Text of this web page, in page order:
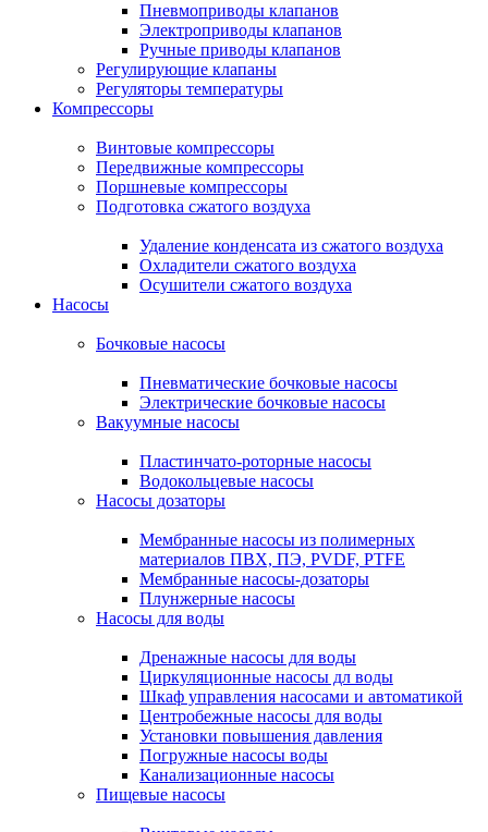
Пневмоприводы клапанов
Электроприводы клапанов
Ручные приводы клапанов
Регулирующие клапаны
Регуляторы температуры
Компрессоры
Винтовые компрессоры
Передвижные компрессоры
Поршневые компрессоры
Подготовка сжатого воздуха
Удаление конденсата из сжатого воздуха
Охладители сжатого воздуха
Осушители сжатого воздуха
Насосы
Бочковые насосы
Пневматические бочковые насосы
Электрические бочковые насосы
Вакуумные насосы
Пластинчато-роторные насосы
Водокольцевые насосы
Насосы дозаторы
Мембранные насосы из полимерных
материалов ПВХ, ПЭ, PVDF, PTFE
Мембранные насосы-дозаторы
Плунжерные насосы
Насосы для воды
Дренажные насосы для воды
Циркуляционные насосы дл воды
Шкаф управления насосами и автоматикой
Центробежные насосы для воды
Установки повышения давления
Погружные насосы воды
Канализационные насосы
Пищевые насосы